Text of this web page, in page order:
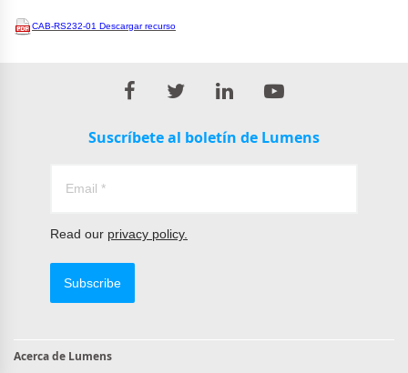
CAB-RS232-01 Descargar recurso
Suscríbete al boletín de Lumens
Read our privacy policy.
Subscribe
Acerca de Lumens